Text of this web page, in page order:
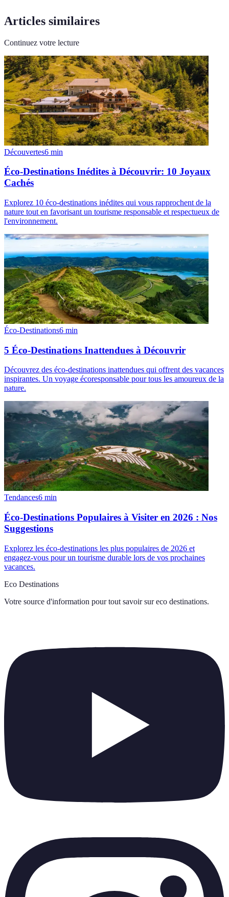
Articles similaires
Continuez votre lecture
Découvertes6 min
Éco-Destinations Inédites à Découvrir: 10 Joyaux
Cachés
Explorez 10 éco-destinations inédites qui vous rapprochent de la
nature tout en favorisant un tourisme responsable et respectueux de
l'environnement.
Éco-Destinations6 min
5 Éco-Destinations Inattendues à Découvrir
Découvrez des éco-destinations inattendues qui offrent des vacances
inspirantes. Un voyage écoresponsable pour tous les amoureux de la
nature.
Tendances6 min
Éco-Destinations Populaires à Visiter en 2026 : Nos
Suggestions
Explorez les éco-destinations les plus populaires de 2026 et
engagez-vous pour un tourisme durable lors de vos prochaines
vacances.
Eco Destinations
Votre source d'information pour tout savoir sur eco destinations.